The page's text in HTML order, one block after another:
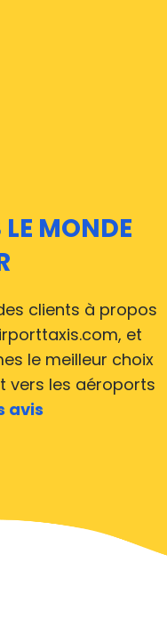
MONDE
clients à propos
et
le meilleur choix
vers les aéroports
avis